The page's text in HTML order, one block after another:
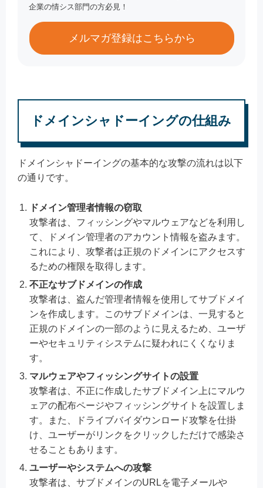
企業の情シス部門の方必見！
メルマガ登録はこちらから
ドメインシャドーイングの仕組み
ドメインシャドーイングの基本的な攻撃の流れは以下
の通りです。
ドメイン管理者情報の窃取
攻撃者は、フィッシングやマルウェアなどを利用し
て、ドメイン管理者のアカウント情報を盗みます。
これにより、攻撃者は正規のドメインにアクセスす
るための権限を取得します。
不正なサブドメインの作成
攻撃者は、盗んだ管理者情報を使用してサブドメイ
ンを作成します。このサブドメインは、一見すると
正規のドメインの一部のように見えるため、ユーザ
ーやセキュリティシステムに疑われにくくなりま
す。
マルウェアやフィッシングサイトの設置
攻撃者は、不正に作成したサブドメイン上にマルウ
ェアの配布ページやフィッシングサイトを設置しま
す。また、ドライブバイダウンロード攻撃を仕掛
け、ユーザーがリンクをクリックしただけで感染さ
せることもあります。
ユーザーやシステムへの攻撃
攻撃者は、サブドメインのURLを電子メールや